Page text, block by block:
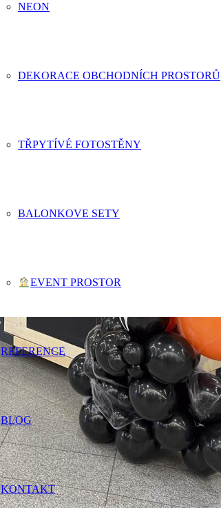
NEON
DEKORACE OBCHODNÍCH PROSTORŮ
TŘPYTÍVÉ FOTOSTĚNY
BALONKOVE SETY
EVENT PROSTOR
REFERENCE
BLOG
KONTAKT